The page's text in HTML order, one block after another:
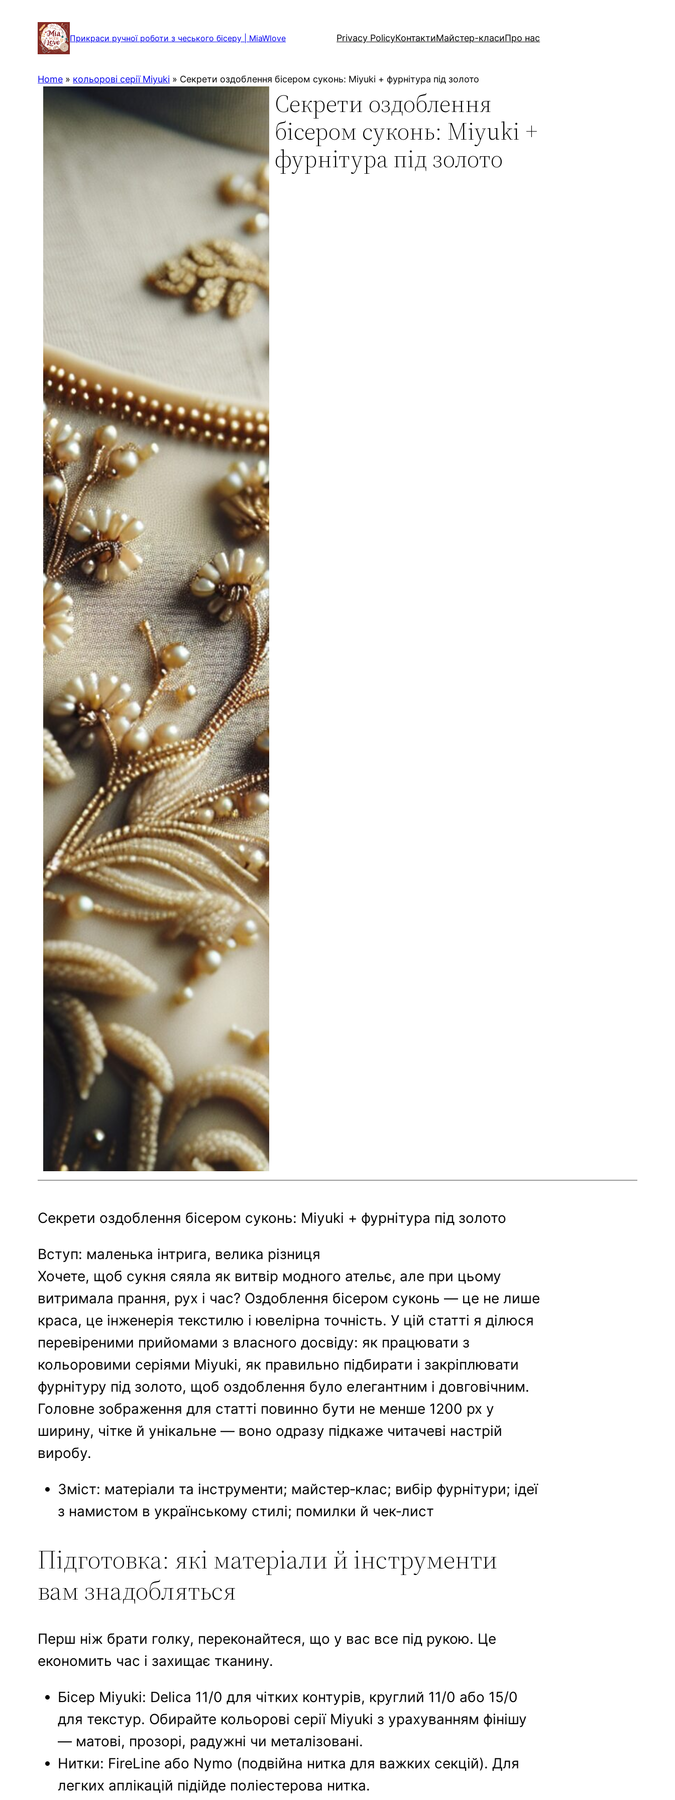
Прикраси ручної роботи з чеського бісеру | MiaWlove Privacy PolicyКонтактиМайстер-класиПро нас
Home » кольорові серії Miyuki » Секрети оздоблення бісером суконь: Miyuki + фурнітура під золото
Секрети оздоблення
бісером суконь: Miyuki +
фурнітура під золото
Секрети оздоблення бісером суконь: Miyuki + фурнітура під золото
Вступ: маленька інтрига, велика різниця
Хочете, щоб сукня сяяла як витвір модного ательє, але при цьому
витримала прання, рух і час? Оздоблення бісером суконь — це не лише
краса, це інженерія текстилю і ювелірна точність. У цій статті я ділюся
перевіреними прийомами з власного досвіду: як працювати з
кольоровими серіями Miyuki, як правильно підбирати і закріплювати
фурнітуру під золото, щоб оздоблення було елегантним і довговічним.
Головне зображення для статті повинно бути не менше 1200 px у
ширину, чітке й унікальне — воно одразу підкаже читачеві настрій
виробу.
Зміст: матеріали та інструменти; майстер‑клас; вибір фурнітури; ідеї
з намистом в українському стилі; помилки й чек‑лист
Підготовка: які матеріали й інструменти
вам знадобляться
Перш ніж брати голку, переконайтеся, що у вас все під рукою. Це
економить час і захищає тканину.
Бісер Miyuki: Delica 11/0 для чітких контурів, круглий 11/0 або 15/0
для текстур. Обирайте кольорові серії Miyuki з урахуванням фінішу
— матові, прозорі, радужні чи металізовані.
Нитки: FireLine або Nymo (подвійна нитка для важких секцій). Для
легких аплікацій підійде поліестерова нитка.